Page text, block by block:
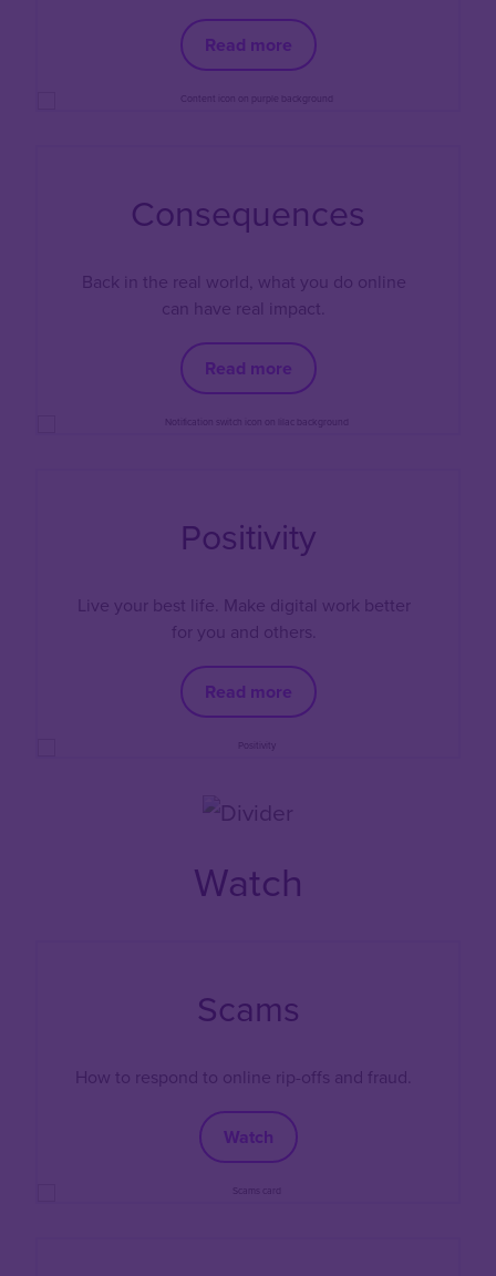
Read more
Consequences
Back in the real world, what you do online
can have real impact.
Read more
Positivity
Live your best life. Make digital work better
for you and others.
Read more
Watch
Scams
How to respond to online rip-offs and fraud.
Watch